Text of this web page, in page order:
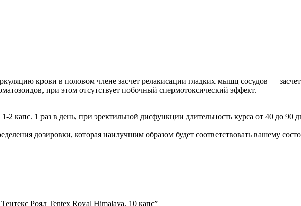
крови в половом члене засчет релакисации гладких мышц сосудов —
при этом отсутствует побочный спермотоксический эффект.
2 капс. 1 раз в день, при эректильной дисфункции длительность курса от 40 до
дозировки, которая наилучшим образом будет соответствовать вашему
Роял Tentex Royal Himalaya, 10 капс”